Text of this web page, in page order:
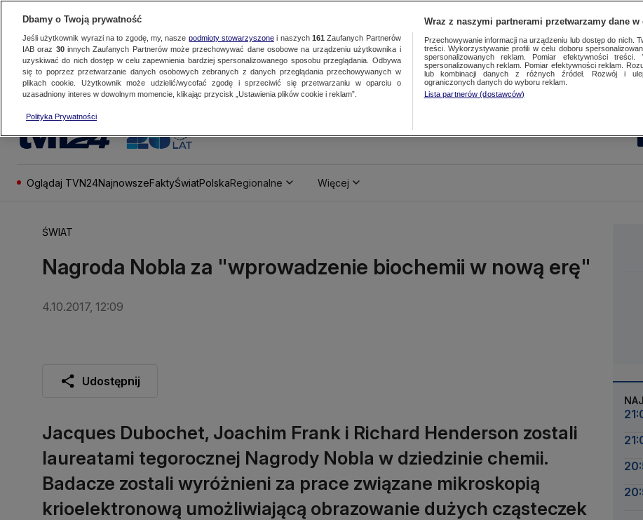
Oglądaj TVN24NajnowszeFaktyŚwiatPolskaRegionalne Więcej
ŚWIAT
Nagroda Nobla za "wprowadzenie biochemii w nową erę"
4.10.2017, 12:09
Udostępnij
Jacques Dubochet, Joachim Frank i Richard Henderson zostali
laureatami tegorocznej Nagrody Nobla w dziedzinie chemii.
Badacze zostali wyróżnieni za prace związane mikroskopią
krioelektronową umożliwiającą obrazowanie dużych cząsteczek
Dbamy o Twoją prywatność
Jeśli użytkownik wyrazi na to zgodę, my, nasze podmioty stowarzyszonei naszych 161 Zaufanych Partnerów
IAB oraz 30innych Zaufanych Partnerów może przechowywać dane osobowe na urządzeniu użytkownika i
uzyskiwać do nich dostęp w celu zapewnienia bardziej spersonalizowanego sposobu przeglądania. Odbywa
się to poprzez przetwarzanie danych osobowych zebranych z danych przeglądania przechowywanych w
plikach cookie. Użytkownik może udzielić/wycofać zgodę i sprzeciwić się przetwarzaniu w oparciu o
uzasadniony interes w dowolnym momencie, klikając przycisk „Ustawienia plików cookie i reklam”.
Polityka Prywatności
Wraz z naszymi partnerami przetwarzamy dane w
Przechowywanie informacji na urządzeniu lub dostęp do nich.
treści. Wykorzystywanie profili w celu doboru
spersonalizowanych reklam. Pomiar efektywności
spersonalizowanych reklam. Pomiar efektywności reklam.
lub kombinacji danych z różnych źródeł. Rozwój i
ograniczonych danych do wyboru reklam.
Lista partnerów (dostawców)